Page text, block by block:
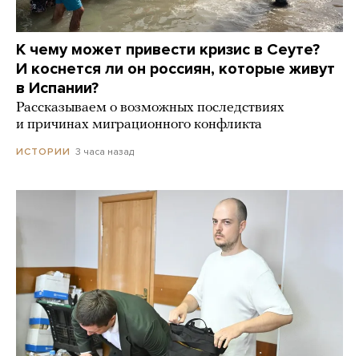
К чему может привести кризис в Сеуте?
И коснется ли он россиян, которые живут
в Испании?
Рассказываем о возможных последствиях
и причинах миграционного конфликта
ИСТОРИИ 3 часа назад